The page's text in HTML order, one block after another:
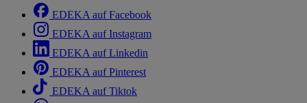
EDEKA auf Facebook
EDEKA auf Instagram
EDEKA auf Linkedin
EDEKA auf Pinterest
EDEKA auf Tiktok